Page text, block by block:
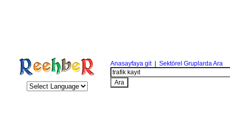
Anasayfaya git| Sektörel Gruplarda Ara